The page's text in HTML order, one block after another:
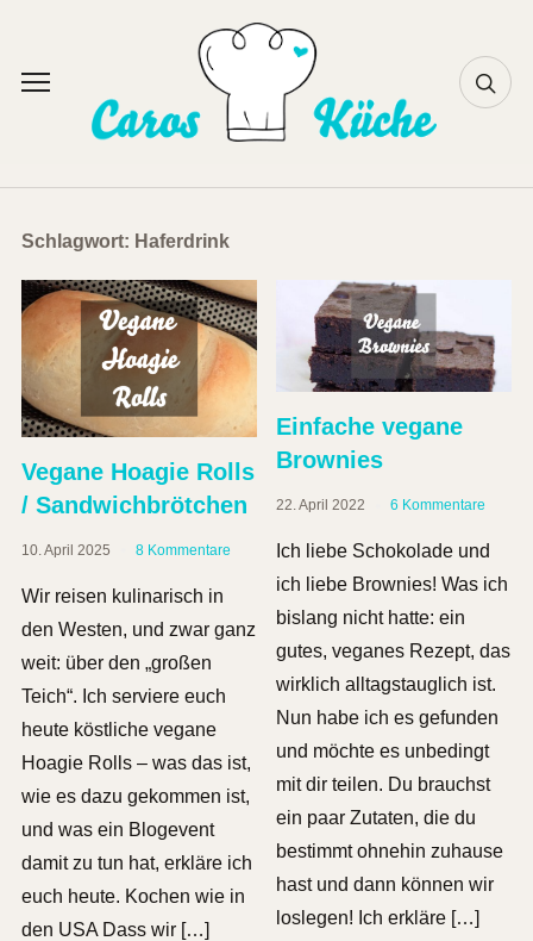
content
Toggle
Schlagwort: Haferdrink
Vegane Hoagie Rolls
/ Sandwichbrötchen
10. April 2025 8 Kommentare
Wir reisen kulinarisch in
den Westen, und zwar ganz
weit: über den „großen
Teich“. Ich serviere euch
heute köstliche vegane
Hoagie Rolls – was das ist,
wie es dazu gekommen ist,
und was ein Blogevent
damit zu tun hat, erkläre ich
euch heute. Kochen wie in
den USA Dass wir […]
Einfache vegane
Brownies
22. April 2022 6 Kommentare
Ich liebe Schokolade und
ich liebe Brownies! Was ich
bislang nicht hatte: ein
gutes, veganes Rezept, das
wirklich alltagstauglich ist.
Nun habe ich es gefunden
und möchte es unbedingt
mit dir teilen. Du brauchst
ein paar Zutaten, die du
bestimmt ohnehin zuhause
hast und dann können wir
loslegen! Ich erkläre […]